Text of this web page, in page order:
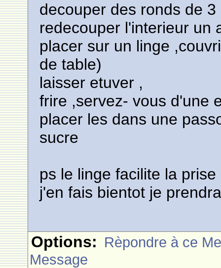
decouper des ronds de 3
redecouper l'interieur un
placer sur un linge
de table)
laisser etuver ,
frire ,servez- vous d'une
placer les dans une
sucre
ps le linge facilite la
j'en fais bientot je
Options: Rèpondre à ce
Message